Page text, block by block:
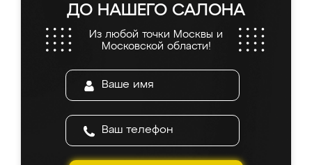
ДО НАШЕГО САЛОНА
Из любой точки Москвы и
Московской области!